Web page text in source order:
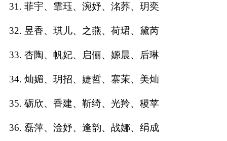
31. 菲宇、霏珏、涴妤、洺荞、玥奕
32. 昱香、琪儿、之燕、荷珺、黛芮
33. 杏陶、帆妃、启俪、嫄晨、后琳
34. 灿媚、玥招、婕哲、寨茉、美灿
35. 砺欣、香建、靳绮、光羚、稷苹
36. 磊萍、淦妤、逢韵、战娜、绢成